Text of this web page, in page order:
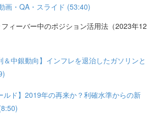
画・QA・スライド (53:40)
ィーバー中のポジション活用法（2023年12
＆中銀動向】インフレを退治したガソリンと
ルド】2019年の再来か？利確水準からの新